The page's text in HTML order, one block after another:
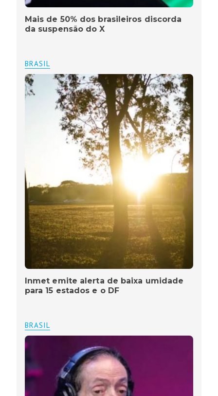
Mais de 50% dos brasileiros discorda
da suspensão do X
BRASIL
Inmet emite alerta de baixa umidade
para 15 estados e o DF
BRASIL